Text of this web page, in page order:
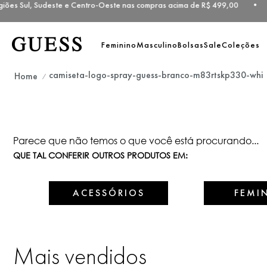
Sul, Sudeste e Centro-Oeste nas compras acima de R$
FemininoMasculinoBolsasSaleColeções
camiseta-logo-spray-guess-branco-m83rtskp330-whi
Parece que não temos o que você está procurando...
QUE TAL CONFERIR OUTROS PRODUTOS EM:
ACESSÓRIOS
Mais vendidos